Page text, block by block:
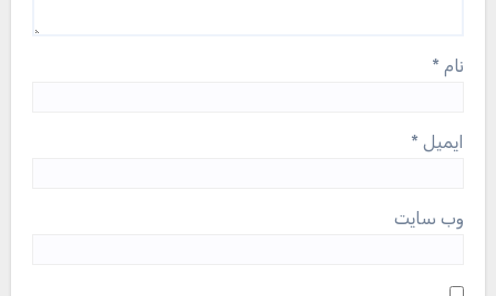
نام *
ایمیل *
وب‌ سایت